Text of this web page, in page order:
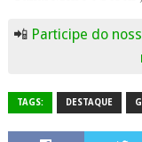
📲 Participe do
TAGS: DESTAQUE